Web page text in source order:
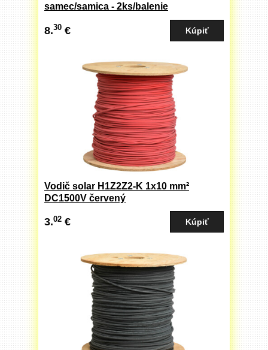
samec/samica - 2ks/balenie
8.30 €
Vodič solar H1Z2Z2-K 1x10 mm²
DC1500V červený
3.02 €